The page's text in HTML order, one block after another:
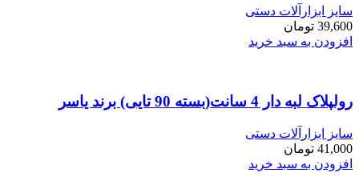
سایز ابزارآلات دستی
39,600 تومان
افزودن به سبد خرید
رولپلاک لبه دار 4 سانت(بسته 90 تایی) برند یاسر
سایز ابزارآلات دستی
41,000 تومان
افزودن به سبد خرید